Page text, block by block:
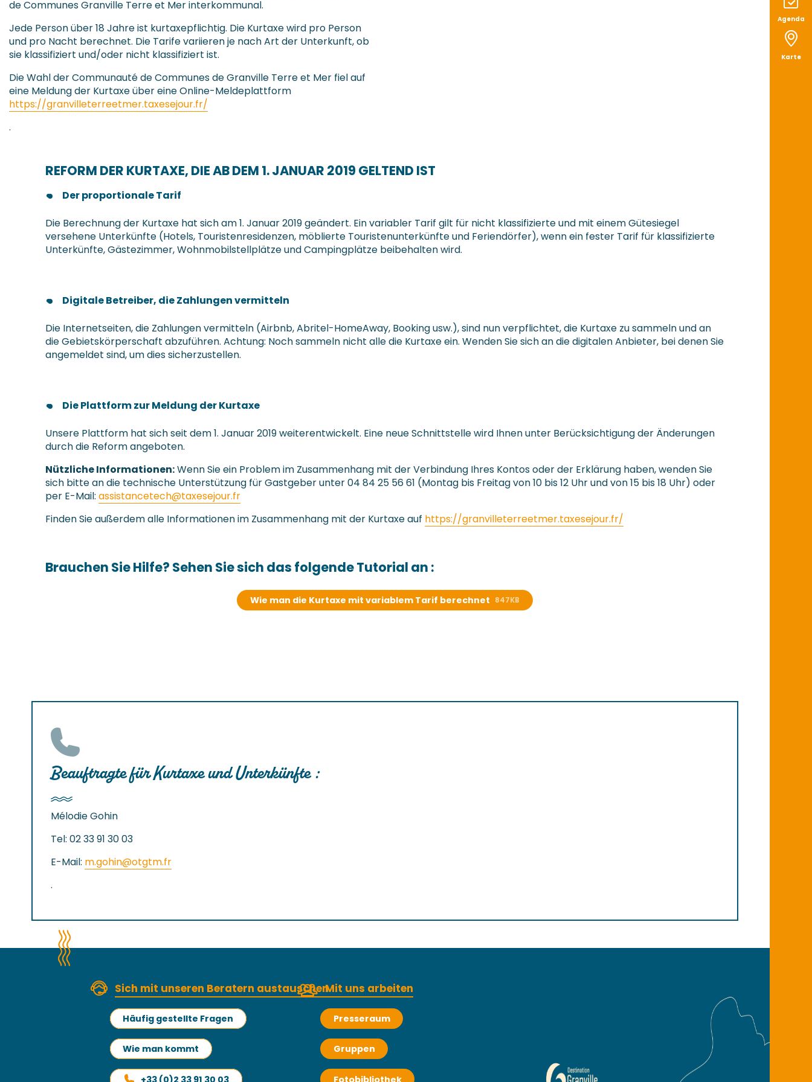
Agenda
Karte
de Communes Granville Terre et Mer interkommunal.
Jede Person über 18 Jahre ist kurtaxepflichtig. Die Kurtaxe wird pro Person
und pro Nacht berechnet. Die Tarife variieren je nach Art der Unterkunft, ob
sie klassifiziert und/oder nicht klassifiziert ist.
Die Wahl der Communauté de Communes de Granville Terre et Mer fiel auf
eine Meldung der Kurtaxe über eine Online-Meldeplattform
https://granvilleterreetmer.taxesejour.fr/
.
REFORM DER KURTAXE, DIE AB DEM 1. JANUAR 2019 GELTEND IST
Der proportionale Tarif
Die Berechnung der Kurtaxe hat sich am 1. Januar 2019 geändert. Ein variabler Tarif gilt für nicht klassifizierte und mit einem Gütesiegel
versehene Unterkünfte (Hotels, Touristenresidenzen, möblierte Touristenunterkünfte und Feriendörfer), wenn ein fester Tarif für klassifizierte
Unterkünfte, Gästezimmer, Wohnmobilstellplätze und Campingplätze beibehalten wird.
Digitale Betreiber, die Zahlungen vermitteln
Die Internetseiten, die Zahlungen vermitteln (Airbnb, Abritel-HomeAway, Booking usw.), sind nun verpflichtet, die Kurtaxe zu sammeln und an
die Gebietskörperschaft abzuführen. Achtung: Noch sammeln nicht alle die Kurtaxe ein. Wenden Sie sich an die digitalen Anbieter, bei denen Sie
angemeldet sind, um dies sicherzustellen.
Die Plattform zur Meldung der Kurtaxe
Unsere Plattform hat sich seit dem 1. Januar 2019 weiterentwickelt. Eine neue Schnittstelle wird Ihnen unter Berücksichtigung der Änderungen
durch die Reform angeboten.
Nützliche Informationen:Wenn Sie ein Problem im Zusammenhang mit der Verbindung Ihres Kontos oder der Erklärung haben, wenden Sie
sich bitte an die technische Unterstützung für Gastgeber unter 04 84 25 56 61 (Montag bis Freitag von 10 bis 12 Uhr und von 15 bis 18 Uhr) oder
per E-Mail: assistancetech@taxesejour.fr
Finden Sie außerdem alle Informationen im Zusammenhang mit der Kurtaxe auf https://granvilleterreetmer.taxesejour.fr/
Brauchen Sie Hilfe? Sehen Sie sich das folgende Tutorial an :
Wie man die Kurtaxe mit variablem Tarif berechnet 847KB
Beauftragte für Kurtaxe und Unterkünfte :
Mélodie Gohin
Tel: 02 33 91 30 03
E-Mail: m.gohin@otgtm.fr
.
Sich mit unseren Beratern austauschen
Häufig gestellte Fragen
Wie man kommt
+33 (0)2 33 91 30 03
Mit uns arbeiten
Presseraum
Gruppen
Fotobibliothek